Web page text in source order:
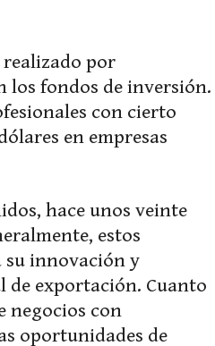
realizado por
los fondos de inversión.
con cierto
en empresas
hace unos veinte
estos
su innovación y
de exportación. Cuanto
negocios con
oportunidades de